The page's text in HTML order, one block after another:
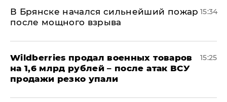
В Брянске начался сильнейший пожар
после мощного взрыва
15:34
​Wildberries продал военных товаров
на 1,6 млрд рублей – после атак ВСУ
продажи резко упали
15:25